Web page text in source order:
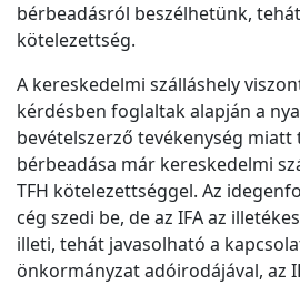
bérbeadásról beszélhetünk,
kötelezettség.
A kereskedelmi szálláshely
kérdésben foglaltak alapján a
bevételszerző tevékenység miatt
bérbeadása már kereskedelmi
TFH kötelezettséggel. Az
cég szedi be, de az IFA az
illeti, tehát javasolható a
önkormányzat adóirodájával, az